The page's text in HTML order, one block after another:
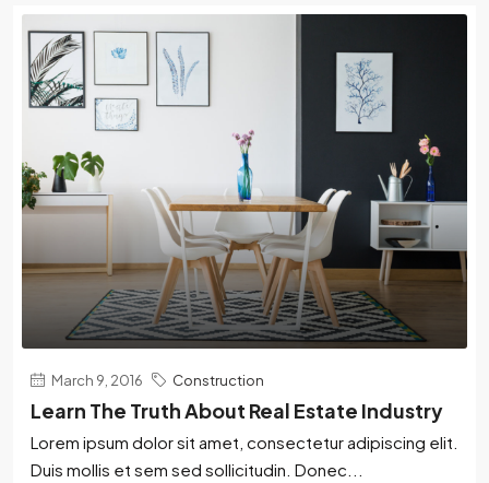
March 9, 2016 Construction
Learn The Truth About Real Estate Industry
Lorem ipsum dolor sit amet, consectetur adipiscing elit.
Duis mollis et sem sed sollicitudin. Donec...